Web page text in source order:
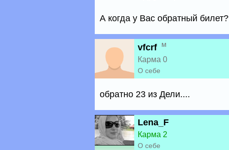
А когда у Вас обратный билет?
vfcrf м
Карма 0
О себе
обратно 23 из Дели....
Lena_F
Карма 2
О себе